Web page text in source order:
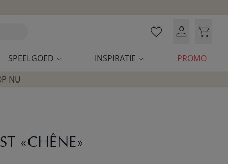
SPEELGOED INSPIRATIE
PROMO
NU
«CHÊNE»